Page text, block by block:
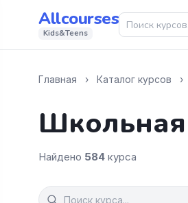
Allcourses
Kids&Teens
Главная › Каталог курсов ›
Найдено 584 курса